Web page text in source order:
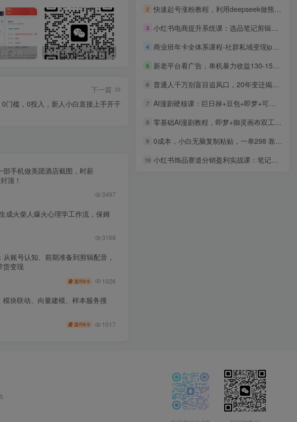
最新无广告水印课程资源 长期更新 免费投稿专区，先看要求在投稿！！！ 打字打码就能赚钱的副业，利用碎片时间，实现月入过万，简单的赚钱小副业
下一篇
0门槛，0投入，新人小白直接上手开干
部手机做美团酒店截图，时薪
顶！
3497
成火柴人爆火心理学工作流，保姆
3168
账号认知、前期准备到剪辑配音，
货变现
盟币9.9 1026
块联动、向量建模、样本服务搜
盟币9.9 1017
2 快速起号涨粉教程，利用deepseek做熊猫军团，多重收益单日变现800+
3 小红书电商提升系统课：选品笔记剪辑矩阵实操，配套海量落地文档工具包
4 商业班年卡全体系课程-社群私域变现ip教程2025
5 新老平台看广告，单机暴力收益130-150＋，无门槛，安卓手机即可，操作…
6 普通人千万别盲目追风口，20年变迁揭示真相，看懂收割逻辑才能避免成为接盘侠
7 AI漫剧硬核课：巨日禄+豆包+即梦+可灵+Vidu+剪映：一套课玩转国产工具，低成本产出爆款漫剧
8 零基础AI漫剧教程，即梦+御灵画布双工具实操，秒级分镜提示词、拟真人建模、全套剪辑工程、稳定过审上剧打法
9 0成本，小白无脑复制粘贴，一单298 靠给宝宝起名月入10000+ 附送软件
10 小红书饰品赛道分销盈利实战课：笔记创作素材拍摄，从起号到运营全链路实操
.